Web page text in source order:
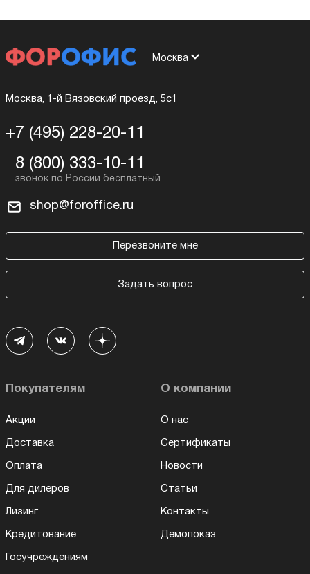
Москва
Москва, 1-й Вязовский проезд, 5с1
+7 (495) 228-20-11
8 (800) 333-10-11
shop@foroffice.ru
Перезвоните мне
Задать вопрос
Покупателям
Акции
Доставка
Оплата
Для дилеров
Лизинг
Кредитование
Госучреждениям
О компании
О нас
Сертификаты
Новости
Статьи
Контакты
Демопоказ